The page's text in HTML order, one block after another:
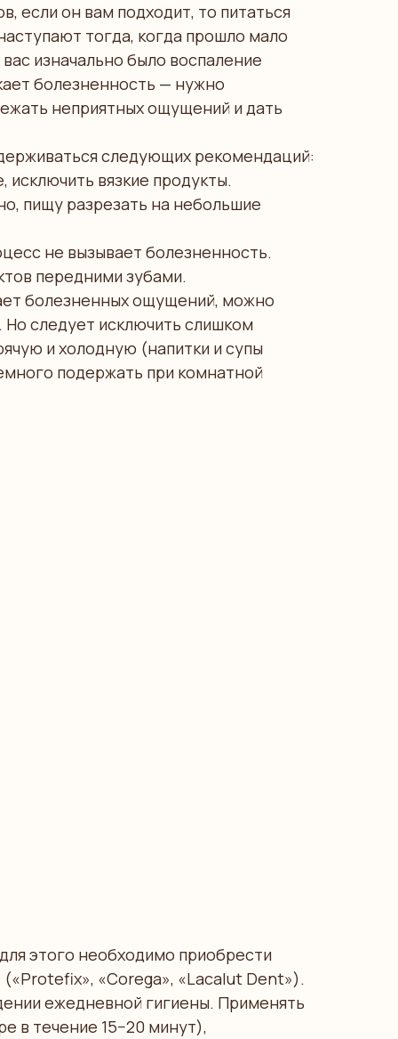
если он вам подходит, то питаться
тогда, когда прошло мало
изначально было воспаление
болезненность — нужно
неприятных ощущений и дать
следующих рекомендаций:
вязкие продукты.
пищу разрезать на небольшие
не вызывает болезненность.
передними зубами.
болезненных ощущений, можно
следует исключить слишком
и холодную (напитки и супы
подержать при комнатной
этого необходимо приобрести
«Corega», «Lacalut Dent»).
ежедневной гигиены. Применять
в течение 15−20 минут),